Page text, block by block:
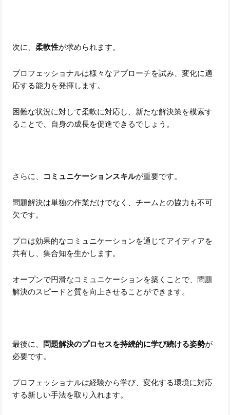
次に、柔軟性が求められます。
プロフェッショナルは様々なアプローチを試み、変化に適
応する能力を発揮します。
困難な状況に対して柔軟に対応し、新たな解決策を模索す
ることで、自身の成長を促進できるでしょう。
さらに、 コミュニケーションスキルが重要です。
問題解決は単独の作業だけでなく、チームとの協力も不可
欠です。
プロは効果的なコミュニケーションを通じてアイディアを
共有し、集合知を生かします。
オープンで円滑なコミュニケーションを築くことで、問題
解決のスピードと質を向上させることができます。
最後に、 問題解決のプロセスを持続的に学び続ける姿勢が
必要です。
プロフェッショナルは経験から学び、変化する環境に対応
する新しい手法を取り入れます。